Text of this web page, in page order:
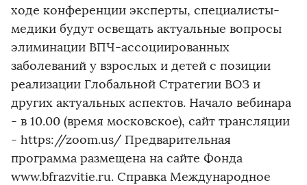
ходе конференции эксперты, специалисты-
медики будут освещать актуальные вопросы
элиминации ВПЧ-ассоциированных
заболеваний у взрослых и детей с позиции
реализации Глобальной Стратегии ВОЗ и
других актуальных аспектов. Начало вебинара
- в 10.00 (время московское), сайт трансляции
- https://zoom.us/ Предварительная
программа размещена на сайте Фонда
www.bfrazvitie.ru. Справка Международное